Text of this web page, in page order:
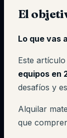
El
Lo que vas
Este
equipos en
desafíos y
Alquilar
que